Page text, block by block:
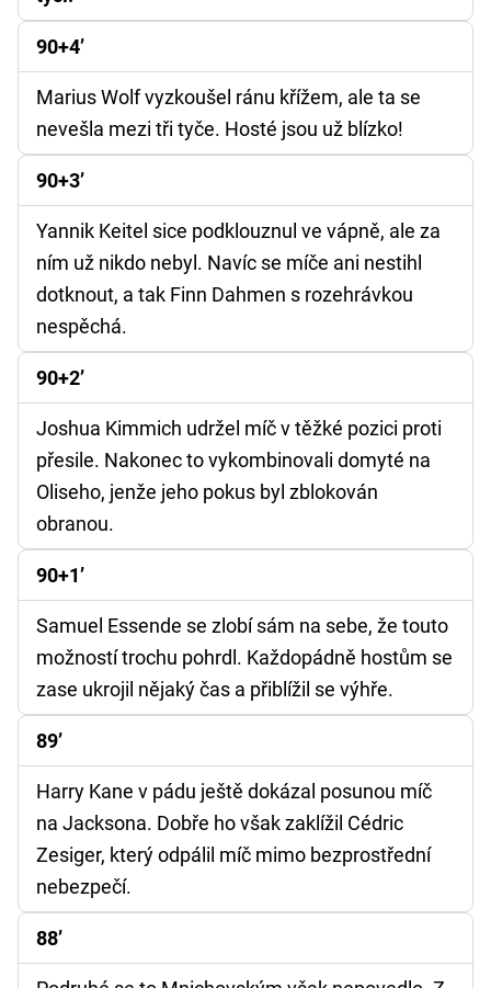
90+4’
Marius Wolf vyzkoušel ránu křížem, ale ta se
nevešla mezi tři tyče. Hosté jsou už blízko!
90+3’
Yannik Keitel sice podklouznul ve vápně, ale za
ním už nikdo nebyl. Navíc se míče ani nestihl
dotknout, a tak Finn Dahmen s rozehrávkou
nespěchá.
90+2’
Joshua Kimmich udržel míč v těžké pozici proti
přesile. Nakonec to vykombinovali domyté na
Oliseho, jenže jeho pokus byl zblokován
obranou.
90+1’
Samuel Essende se zlobí sám na sebe, že touto
možností trochu pohrdl. Každopádně hostům se
zase ukrojil nějaký čas a přiblížil se výhře.
89’
Harry Kane v pádu ještě dokázal posunou míč
na Jacksona. Dobře ho však zaklížil Cédric
Zesiger, který odpálil míč mimo bezprostřední
nebezpečí.
88’